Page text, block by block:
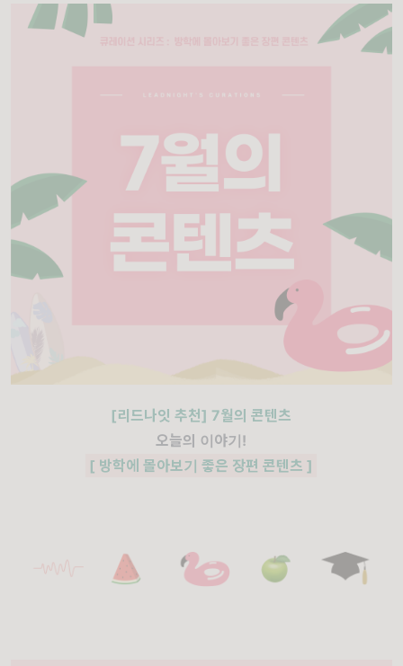
[리드나잇 추천] 7월의 콘텐츠
오늘의 이야기!
[ 방학에 몰아보기 좋은 장편 콘텐츠 ]